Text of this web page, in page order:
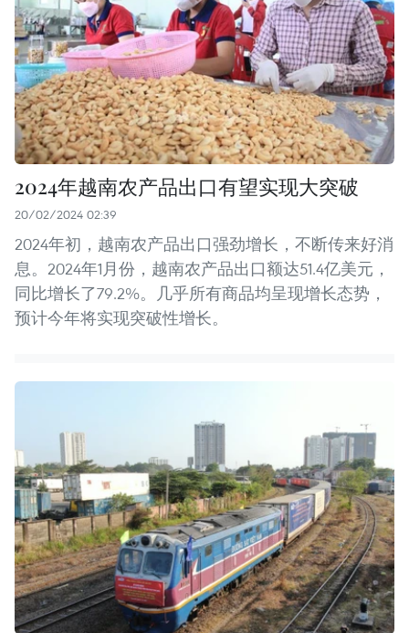
2024年越南农产品出口有望实现大突破
20/02/2024 02:39
2024年初，越南农产品出口强劲增长，不断传来好消
息。2024年1月份，越南农产品出口额达51.4亿美元，
同比增长了79.2%。几乎所有商品均呈现增长态势，
预计今年将实现突破性增长。